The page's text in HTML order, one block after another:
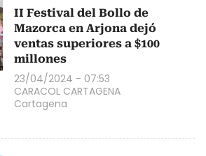
II Festival del Bollo de
Mazorca en Arjona dejó
ventas superiores a $100
millones
23/04/2024 - 07:53
CARACOL CARTAGENA
Cartagena